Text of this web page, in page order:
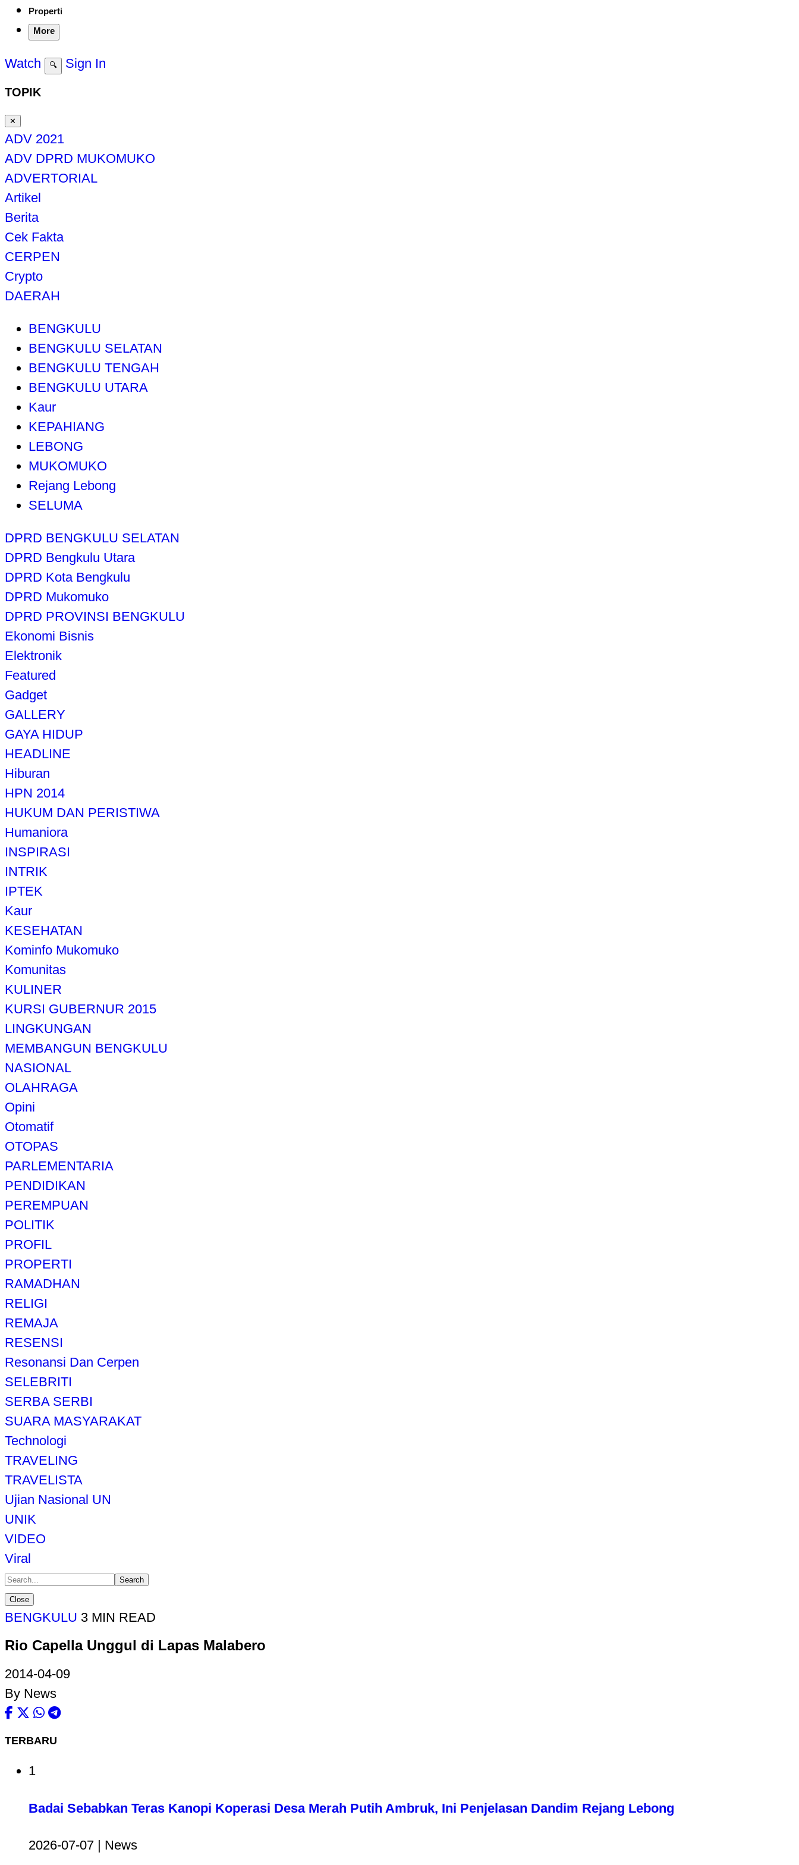
Properti
More
Watch 🔍 Sign In
TOPIK
✕
ADV 2021
ADV DPRD MUKOMUKO
ADVERTORIAL
Artikel
Berita
Cek Fakta
CERPEN
Crypto
DAERAH
BENGKULU
BENGKULU SELATAN
BENGKULU TENGAH
BENGKULU UTARA
Kaur
KEPAHIANG
LEBONG
MUKOMUKO
Rejang Lebong
SELUMA
DPRD BENGKULU SELATAN
DPRD Bengkulu Utara
DPRD Kota Bengkulu
DPRD Mukomuko
DPRD PROVINSI BENGKULU
Ekonomi Bisnis
Elektronik
Featured
Gadget
GALLERY
GAYA HIDUP
HEADLINE
Hiburan
HPN 2014
HUKUM DAN PERISTIWA
Humaniora
INSPIRASI
INTRIK
IPTEK
Kaur
KESEHATAN
Kominfo Mukomuko
Komunitas
KULINER
KURSI GUBERNUR 2015
LINGKUNGAN
MEMBANGUN BENGKULU
NASIONAL
OLAHRAGA
Opini
Otomatif
OTOPAS
PARLEMENTARIA
PENDIDIKAN
PEREMPUAN
POLITIK
PROFIL
PROPERTI
RAMADHAN
RELIGI
REMAJA
RESENSI
Resonansi Dan Cerpen
SELEBRITI
SERBA SERBI
SUARA MASYARAKAT
Technologi
TRAVELING
TRAVELISTA
Ujian Nasional UN
UNIK
VIDEO
Viral
Search
Close
BENGKULU 3 MIN READ
Rio Capella Unggul di Lapas Malabero
2014-04-09
By News
TERBARU
1
Badai Sebabkan Teras Kanopi Koperasi Desa Merah Putih Ambruk, Ini Penjelasan Dandim Rejang Lebong
2026-07-07 | News